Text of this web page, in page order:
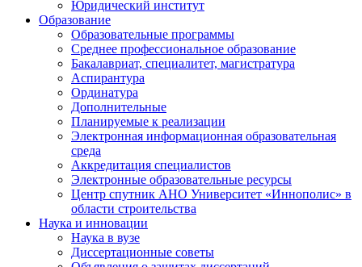
Юридический институт
Образование
Образовательные программы
Среднее профессиональное образование
Бакалавриат, специалитет, магистратура
Аспирантура
Ординатура
Дополнительные
Планируемые к реализации
Электронная информационная образовательная
среда
Аккредитация специалистов
Электронные образовательные ресурсы
Центр спутник АНО Университет «Иннополис» в
области строительства
Наука и инновации
Наука в вузе
Диссертационные советы